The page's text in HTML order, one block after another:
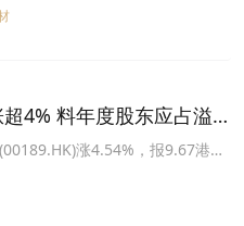
币。
4% 料年度股东应占溢
涨4.54%，报9.67港
加超过14%；及年度溢利同比增
同比增加超过43%。溢利增加乃